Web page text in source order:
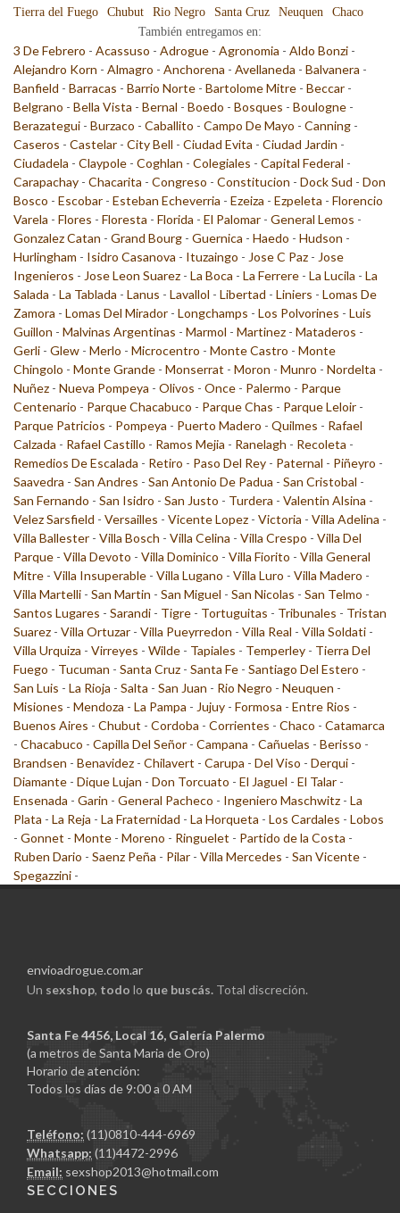
Tierra del Fuego
Chubut Rio Negro Santa Cruz Neuquen
Chaco
También entregamos en:
3 De Febrero - Acassuso - Adrogue - Agronomia - Aldo Bonzi -
Alejandro Korn - Almagro - Anchorena - Avellaneda - Balvanera -
Banfield - Barracas - Barrio Norte - Bartolome Mitre - Beccar -
Belgrano - Bella Vista - Bernal - Boedo - Bosques - Boulogne -
Berazategui - Burzaco - Caballito - Campo De Mayo - Canning -
Caseros - Castelar - City Bell - Ciudad Evita - Ciudad Jardin -
Ciudadela - Claypole - Coghlan - Colegiales - Capital Federal -
Carapachay - Chacarita - Congreso - Constitucion - Dock Sud - Don
Bosco - Escobar - Esteban Echeverria - Ezeiza - Ezpeleta - Florencio
Varela - Flores - Floresta - Florida - El Palomar - General Lemos -
Gonzalez Catan - Grand Bourg - Guernica - Haedo - Hudson -
Hurlingham - Isidro Casanova - Ituzaingo - Jose C Paz - Jose
Ingenieros - Jose Leon Suarez - La Boca - La Ferrere - La Lucila - La
Salada - La Tablada - Lanus - Lavallol - Libertad - Liniers - Lomas De
Zamora - Lomas Del Mirador - Longchamps - Los Polvorines - Luis
Guillon - Malvinas Argentinas - Marmol - Martinez - Mataderos -
Gerli - Glew - Merlo - Microcentro - Monte Castro - Monte
Chingolo - Monte Grande - Monserrat - Moron - Munro - Nordelta -
Nuñez - Nueva Pompeya - Olivos - Once - Palermo - Parque
Centenario - Parque Chacabuco - Parque Chas - Parque Leloir -
Parque Patricios - Pompeya - Puerto Madero - Quilmes - Rafael
Calzada - Rafael Castillo - Ramos Mejia - Ranelagh - Recoleta -
Remedios De Escalada - Retiro - Paso Del Rey - Paternal - Piñeyro -
Saavedra - San Andres - San Antonio De Padua - San Cristobal -
San Fernando - San Isidro - San Justo - Turdera - Valentin Alsina -
Velez Sarsfield - Versailles - Vicente Lopez - Victoria - Villa Adelina -
Villa Ballester - Villa Bosch - Villa Celina - Villa Crespo - Villa Del
Parque - Villa Devoto - Villa Dominico - Villa Fiorito - Villa General
Mitre - Villa Insuperable - Villa Lugano - Villa Luro - Villa Madero -
Villa Martelli - San Martin - San Miguel - San Nicolas - San Telmo -
Santos Lugares - Sarandi - Tigre - Tortuguitas - Tribunales - Tristan
Suarez - Villa Ortuzar - Villa Pueyrredon - Villa Real - Villa Soldati -
Villa Urquiza - Virreyes - Wilde - Tapiales - Temperley - Tierra Del
Fuego - Tucuman - Santa Cruz - Santa Fe - Santiago Del Estero -
San Luis - La Rioja - Salta - San Juan - Rio Negro - Neuquen -
Misiones - Mendoza - La Pampa - Jujuy - Formosa - Entre Rios -
Buenos Aires - Chubut - Cordoba - Corrientes - Chaco - Catamarca
- Chacabuco - Capilla Del Señor - Campana - Cañuelas - Berisso -
Brandsen - Benavidez - Chilavert - Carupa - Del Viso - Derqui -
Diamante - Dique Lujan - Don Torcuato - El Jaguel - El Talar -
Ensenada - Garin - General Pacheco - Ingeniero Maschwitz - La
Plata - La Reja - La Fraternidad - La Horqueta - Los Cardales - Lobos
- Gonnet - Monte - Moreno - Ringuelet - Partido de la Costa -
Ruben Dario - Saenz Peña - Pilar - Villa Mercedes - San Vicente -
Spegazzini -
envioadrogue.com.ar
Un sexshop, todo lo que buscás. Total discreción.
Santa Fe 4456, Local 16, Galería Palermo
(a metros de Santa Maria de Oro)
Horario de atención:
Todos los días de 9:00 a 0 AM
Teléfono: (11)0810-444-6969
Whatsapp: (11)4472-2996
Email: sexshop2013@hotmail.com
SECCIONES